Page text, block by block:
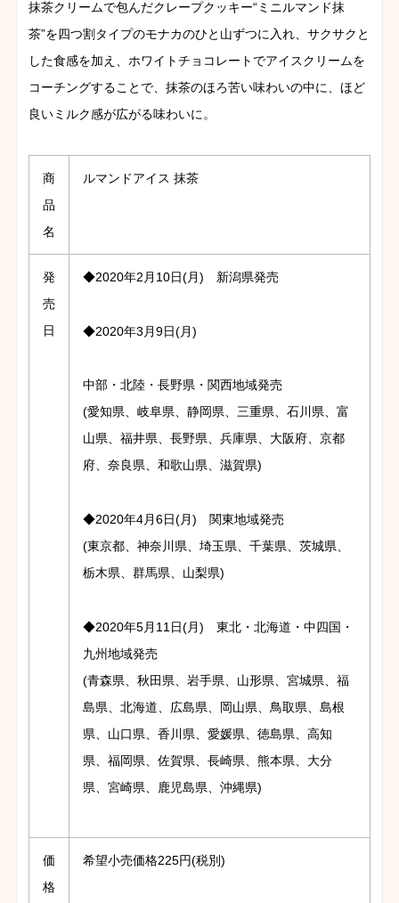
抹茶クリームで包んだクレープクッキー“ミニルマンド抹
茶”を四つ割タイプのモナカのひと山ずつに入れ、サクサクと
した食感を加え、ホワイトチョコレートでアイスクリームを
コーチングすることで、抹茶のほろ苦い味わいの中に、ほど
良いミルク感が広がる味わいに。
商
品
名
ルマンドアイス 抹茶
発
売
日
◆2020年2月10日(月) 新潟県発売
◆2020年3月9日(月)
中部・北陸・長野県・関西地域発売
(愛知県、岐阜県、静岡県、三重県、石川県、富
山県、福井県、長野県、兵庫県、大阪府、京都
府、奈良県、和歌山県、滋賀県)
◆2020年4月6日(月) 関東地域発売
(東京都、神奈川県、埼玉県、千葉県、茨城県、
栃木県、群馬県、山梨県)
◆2020年5月11日(月) 東北・北海道・中四国・
九州地域発売
(青森県、秋田県、岩手県、山形県、宮城県、福
島県、北海道、広島県、岡山県、鳥取県、島根
県、山口県、香川県、愛媛県、徳島県、高知
県、福岡県、佐賀県、長崎県、熊本県、大分
県、宮崎県、鹿児島県、沖縄県)
価
格
希望小売価格225円(税別)